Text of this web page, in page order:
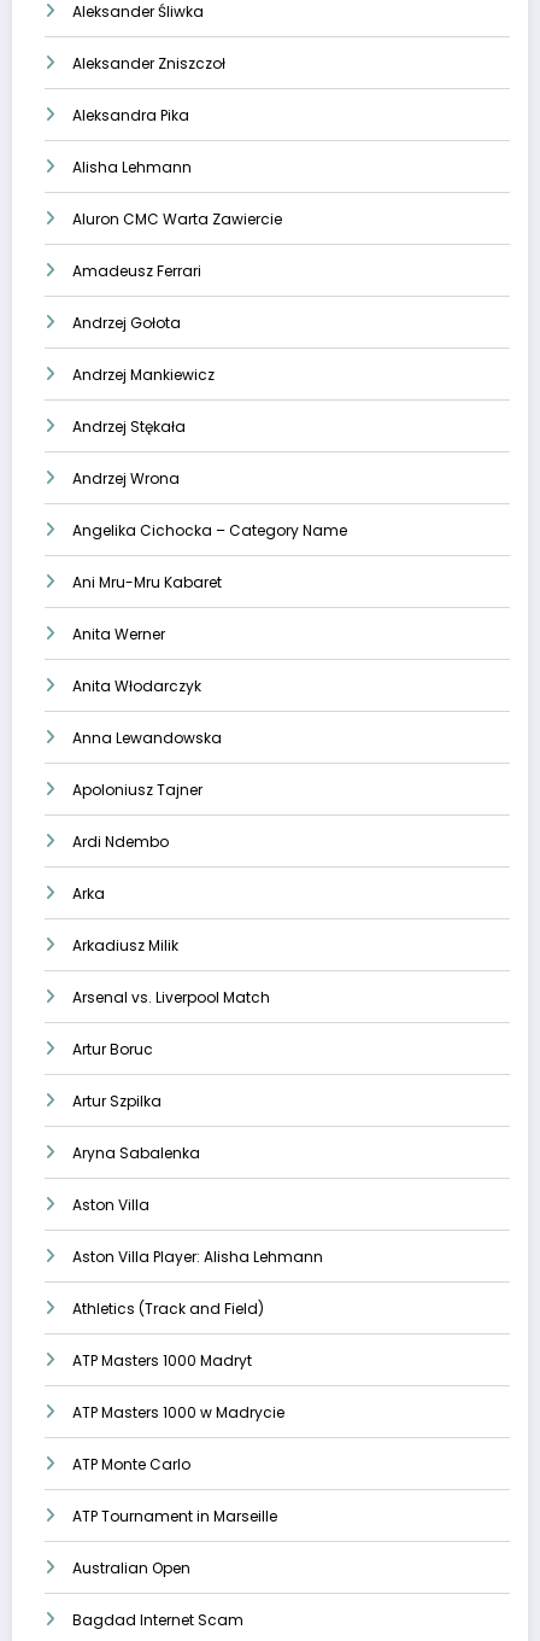
Aleksander Śliwka
Aleksander Zniszczoł
Aleksandra Pika
Alisha Lehmann
Aluron CMC Warta Zawiercie
Amadeusz Ferrari
Andrzej Gołota
Andrzej Mankiewicz
Andrzej Stękała
Andrzej Wrona
Angelika Cichocka – Category Name
Ani Mru-Mru Kabaret
Anita Werner
Anita Włodarczyk
Anna Lewandowska
Apoloniusz Tajner
Ardi Ndembo
Arka
Arkadiusz Milik
Arsenal vs. Liverpool Match
Artur Boruc
Artur Szpilka
Aryna Sabalenka
Aston Villa
Aston Villa Player: Alisha Lehmann
Athletics (Track and Field)
ATP Masters 1000 Madryt
ATP Masters 1000 w Madrycie
ATP Monte Carlo
ATP Tournament in Marseille
Australian Open
Bagdad Internet Scam